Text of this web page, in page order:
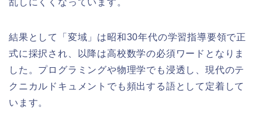
結果として「変域」は昭和30年代の学習指導要領で正
式に採択され、以降は高校数学の必須ワードとなりま
した。プログラミングや物理学でも浸透し、現代のテ
クニカルドキュメントでも頻出する語として定着して
います。